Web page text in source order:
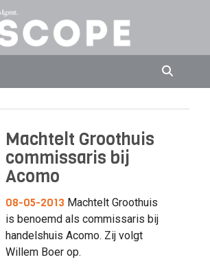
Machtelt Groothuis
commissaris bij
Acomo
08-05-2013 Machtelt Groothuis
is benoemd als commissaris bij
handelshuis Acomo. Zij volgt
Willem Boer op.